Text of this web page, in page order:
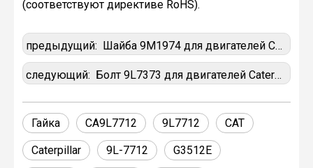
(соответствуют директиве RoHS).
предыдущий: Шайба 9M1974 для двигателей Caterpillar
следующий: Болт 9L7373 для двигателей Caterpillar
Гайка CA9L7712 9L7712 CAT
Caterpillar 9L-7712 G3512E